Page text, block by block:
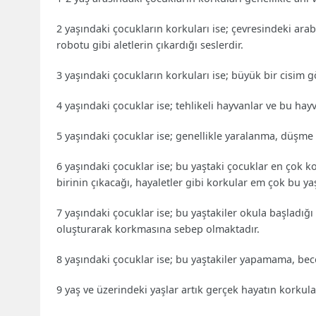
2 yaşındaki çocukların korkuları ise; çevresindeki
robotu gibi aletlerin çıkardığı seslerdir.
3 yaşındaki çocukların korkuları ise; büyük bir cisim
4 yaşındaki çocuklar ise; tehlikeli hayvanlar ve bu
5 yaşındaki çocuklar ise; genellikle yaralanma,
6 yaşındaki çocuklar ise; bu yaştaki çocuklar en çok
birinin çıkacağı, hayaletler gibi korkular em çok bu
7 yaşındaki çocuklar ise; bu yaştakiler okula
oluşturarak korkmasına sebep olmaktadır.
8 yaşındaki çocuklar ise; bu yaştakiler yapamama,
9 yaş ve üzerindeki yaşlar artık gerçek hayatın